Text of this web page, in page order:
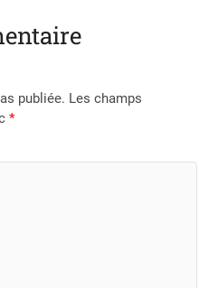
publiée. Les champs
*